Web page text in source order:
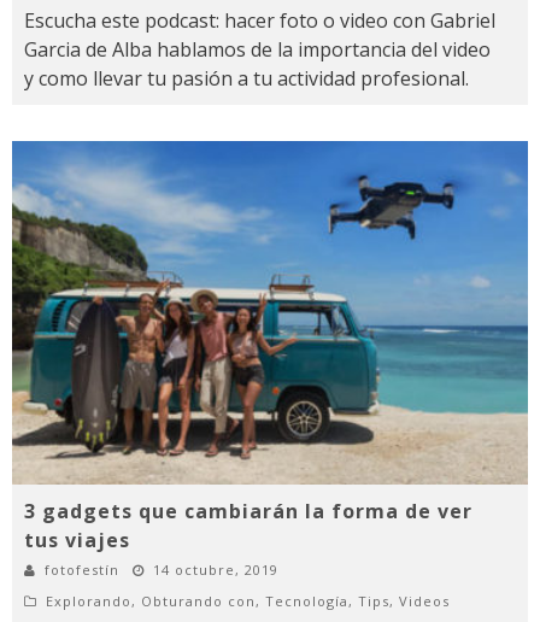
Escucha este podcast: hacer foto o video con Gabriel
Garcia de Alba hablamos de la importancia del video
y como llevar tu pasión a tu actividad profesional.
3 gadgets que cambiarán la forma de ver
tus viajes
fotofestín
14 octubre, 2019
Explorando , Obturando con , Tecnología , Tips, Videos